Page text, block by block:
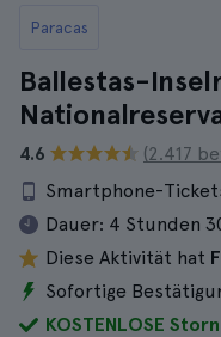
Paracas
Ballestas-
4.6
(2.417
Smartphone-
Dauer: 4 Stunden
Diese Aktivität hat
Sofortige
KOSTENLOSE